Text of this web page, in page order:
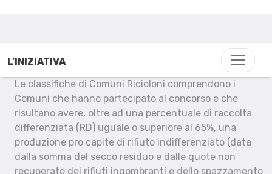
L’INIZIATIVA
Le classifiche di Comuni Ricicloni comprendono i
Comuni che hanno partecipato al concorso e che
risultano avere, oltre ad una percentuale di raccolta
differenziata (RD) uguale o superiore al 65%, una
produzione pro capite di rifiuto indifferenziato (data
dalla somma del secco residuo e dalle quote non
recuperate dei rifiuti ingombranti e dello spazzamento